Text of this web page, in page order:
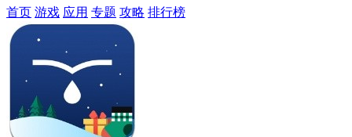
首页 游戏 应用 专题 攻略 排行榜